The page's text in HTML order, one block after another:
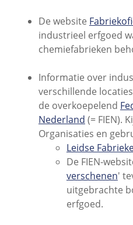
De website
industrieel erfgoed
chemiefabrieken
Informatie over
verschillende
de overkoepelend
Nederland (= FIEN).
Organisaties en
Leidse
De FIEN-
verschenen'
uitgebrachte
erfgoed.